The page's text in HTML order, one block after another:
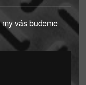
vás budeme